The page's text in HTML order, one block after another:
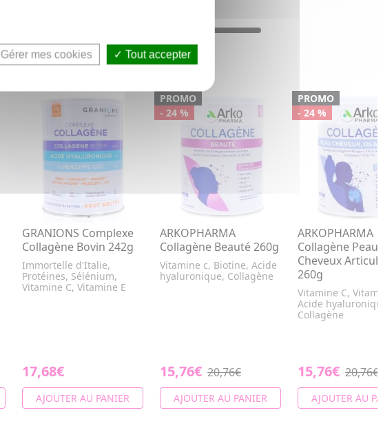
GRANIONS Complexe
Collagène Bovin 242g
Immortelle d'Italie,
Protéines, Sélénium,
Vitamine C, Vitamine E
17,68€
AJOUTER AU PANIER
PROMO
- 24 %
ARKOPHARMA
Collagène Beauté 260g
Vitamine c, Biotine, Acide
hyaluronique, Collagène
15,76€ 20,76€
AJOUTER AU PANIER
PROMO
- 24 %
ARKOPHARMA
Collagène Peau
Cheveux
260g
Vitamine C,
Acide
Collagène
15,76€ 20,76€
AJOUTER AU
Gérer mes cookies Tout accepter